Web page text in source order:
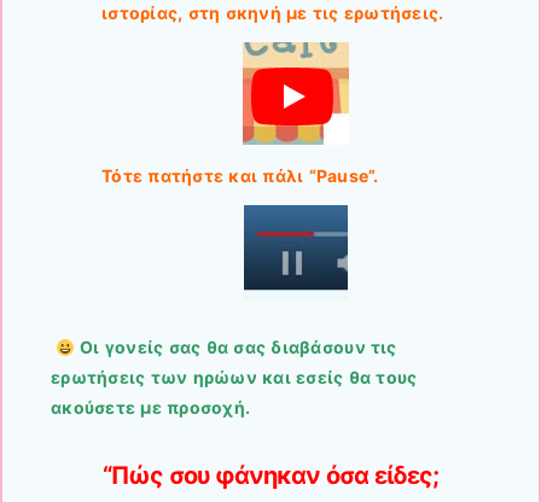
ιστορίας, στη σκηνή με τις ερωτήσεις.
Τότε πατήστε και πάλι “Pause”.
Οι γονείς σας θα σας διαβάσουν τις
ερωτήσεις των ηρώων και εσείς θα τους
ακούσετε με προσοχή.
“Πώς σου φάνηκαν όσα είδες;